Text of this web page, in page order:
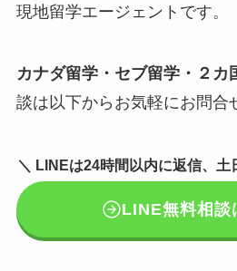
現地留学エージェントです。
カナダ留学・セブ留学・２カ
談は以下からお気軽にお問合
＼ LINEは24時間以内に返信、土
LINE無料相談